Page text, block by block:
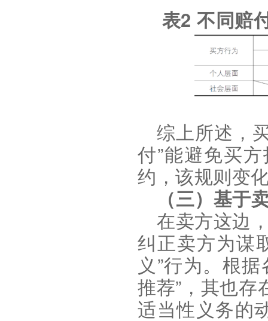
表2不同赔
综上所述，
付”能避免买
约，该规则变
（三）基于
在卖方这边
纠正卖方为谋
义 ”行为。根据
推荐” ，其也
适当性义务的